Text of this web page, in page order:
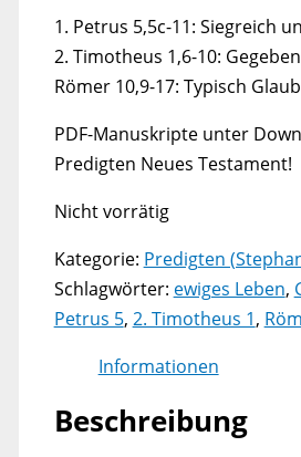
1. Petrus 5,5c-11: Siegreich
2. Timotheus 1,6-10:
Römer 10,9-17: Typisch
PDF-Manuskripte unter
Predigten Neues Testament!
Nicht vorrätig
Kategorie: Predigten
Schlagwörter: ewiges Leben,
Petrus 5, 2. Timotheus 1,
Informationen
Beschreibung